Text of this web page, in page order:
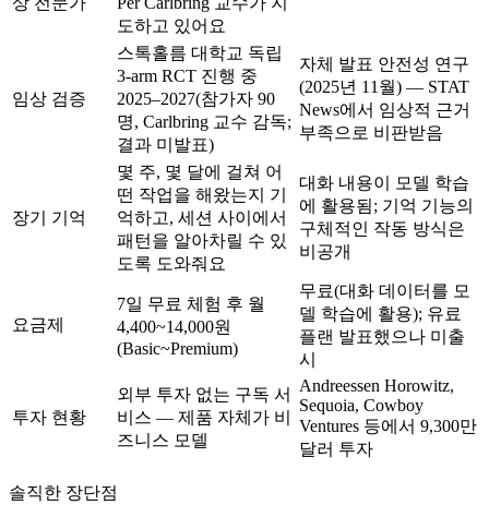
도하고 있어요
임상 검증
스톡홀름 대학교 독립
3-arm RCT 진행 중
2025–2027(참가자 90
명, Carlbring 교수 감독;
결과 미발표)
자체 발표 안전성 연구
(2025년 11월) — STAT
News에서 임상적 근거
부족으로 비판받음
장기 기억
몇 주, 몇 달에 걸쳐 어
떤 작업을 해왔는지 기
억하고, 세션 사이에서
패턴을 알아차릴 수 있
도록 도와줘요
대화 내용이 모델 학습
에 활용됨; 기억 기능의
구체적인 작동 방식은
비공개
요금제
7일 무료 체험 후 월
4,400~14,000원
(Basic~Premium)
무료(대화 데이터를 모
델 학습에 활용); 유료
플랜 발표했으나 미출
시
투자 현황
외부 투자 없는 구독 서
비스 — 제품 자체가 비
즈니스 모델
Andreessen Horowitz,
Sequoia, Cowboy
Ventures 등에서 9,300만
달러 투자
솔직한 장단점